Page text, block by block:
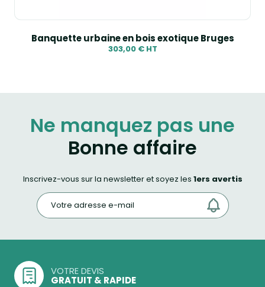
Banquette urbaine en bois exotique Bruges
303,00 € HT
Ne manquez pas une
Bonne affaire
Inscrivez-vous sur la newsletter et soyez les 1ers avertis
VOTRE DEVIS
GRATUIT & RAPIDE